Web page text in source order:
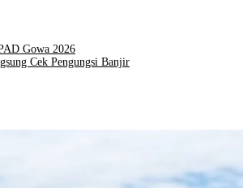
Gowa 2026
Cek Pengungsi Banjir